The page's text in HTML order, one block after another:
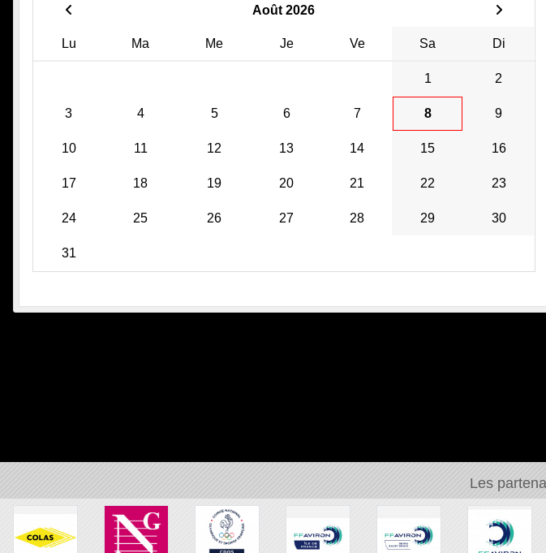
Août 2026
Lu Ma Me Je Ve Sa Di
1 2
3 4 5 6 7 8 9
10 11 12 13 14 15 16
17 18 19 20 21 22 23
24 25 26 27 28 29 30
31
Les